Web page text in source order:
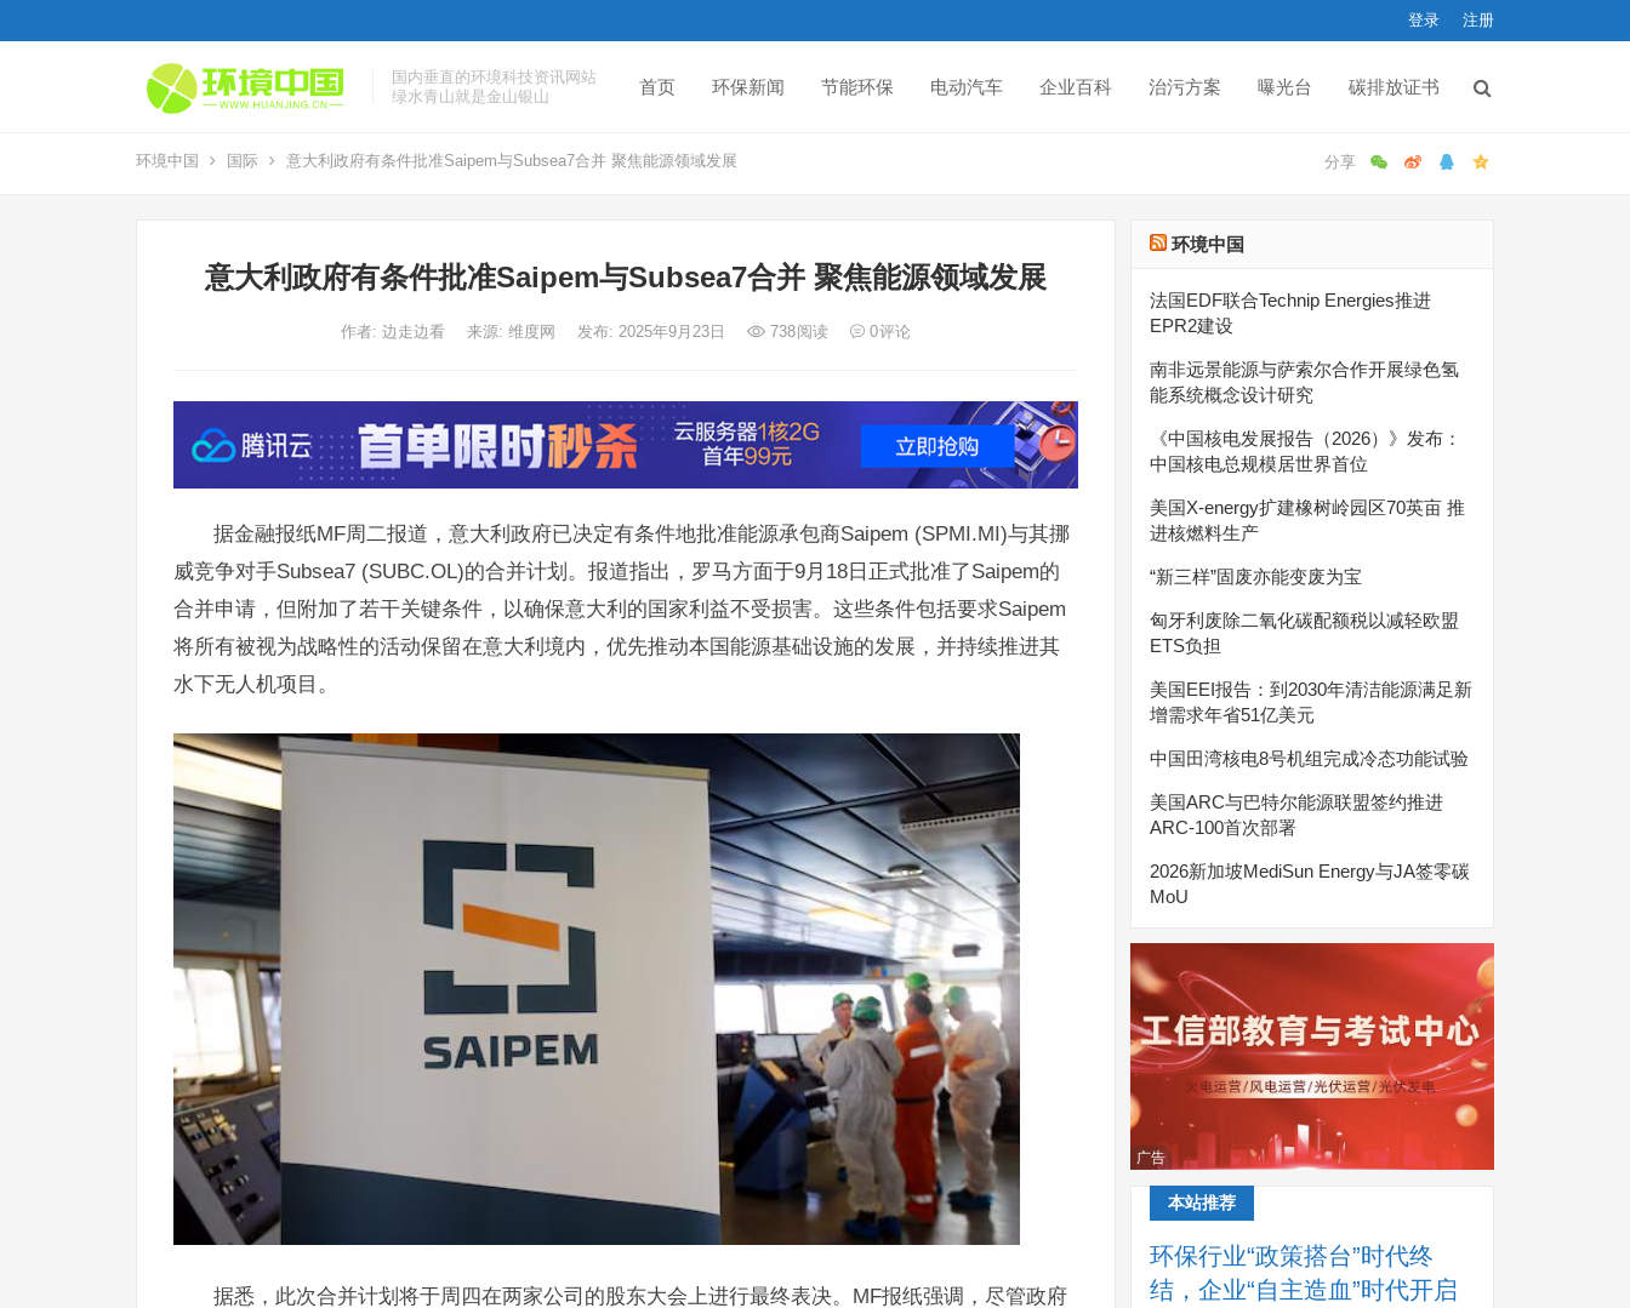
登录 注册
国内垂直的环境科技资讯网站
绿水青山就是金山银山
首页 环保新闻 节能环保 电动汽车 企业百科 治污方案 曝光台 碳排放证书
环境中国 国际 意大利政府有条件批准Saipem与Subsea7合并 聚焦能源领域发展
意大利政府有条件批准Saipem与Subsea7合并 聚焦能源领域发展
作者: 边走边看 来源: 维度网 发布: 2025年9月23日 738阅读 0评论
据金融报纸MF周二报道，意大利政府已决定有条件地批准能源承包商Saipem (SPMI.MI)与其挪
威竞争对手Subsea7 (SUBC.OL)的合并计划。报道指出，罗马方面于9月18日正式批准了Saipem的
合并申请，但附加了若干关键条件，以确保意大利的国家利益不受损害。这些条件包括要求Saipem
将所有被视为战略性的活动保留在意大利境内，优先推动本国能源基础设施的发展，并持续推进其
水下无人机项目。
据悉，此次合并计划将于周四在两家公司的股东大会上进行最终表决。MF报纸强调，尽管政府
环境中国
法国EDF联合Technip Energies推进
EPR2建设
南非远景能源与萨索尔合作开展绿色氢
能系统概念设计研究
《中国核电发展报告（2026）》发布：
中国核电总规模居世界首位
美国X-energy扩建橡树岭园区70英亩 推
进核燃料生产
“新三样”固废亦能变废为宝
匈牙利废除二氧化碳配额税以减轻欧盟
ETS负担
美国EEI报告：到2030年清洁能源满足新
增需求年省51亿美元
中国田湾核电8号机组完成冷态功能试验
美国ARC与巴特尔能源联盟签约推进
ARC-100首次部署
2026新加坡MediSun Energy与JA签零碳
MoU
广告
本站推荐
环保行业“政策搭台”时代终
结，企业“自主造血”时代开启